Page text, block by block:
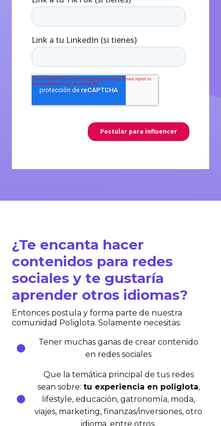
¿Te encanta hacer
contenidos para redes
sociales y te gustaría
aprender otros idiomas?
Entonces postula y forma parte de nuestra
comunidad Poliglota. Solamente necesitas:
Tener muchas ganas de crear contenido
en redes sociales
Que la temática principal de tus redes
sean sobre: tu experiencia en poliglota,
lifestyle, educación, gatronomía, moda,
viajes, marketing, finanzas/inversiones, otro
idioma, entre otros.